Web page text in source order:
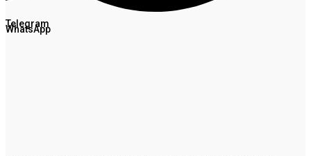
WhatsApp
Telegram